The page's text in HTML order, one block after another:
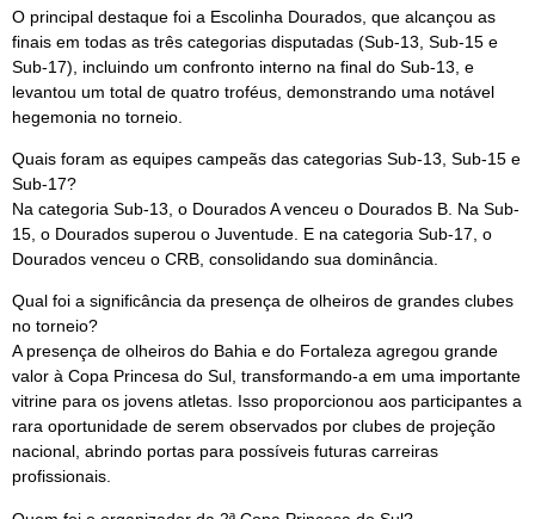
O principal destaque foi a Escolinha Dourados, que alcançou as
finais em todas as três categorias disputadas (Sub-13, Sub-15 e
Sub-17), incluindo um confronto interno na final do Sub-13, e
levantou um total de quatro troféus, demonstrando uma notável
hegemonia no torneio.
Quais foram as equipes campeãs das categorias Sub-13, Sub-15 e
Sub-17?
Na categoria Sub-13, o Dourados A venceu o Dourados B. Na Sub-
15, o Dourados superou o Juventude. E na categoria Sub-17, o
Dourados venceu o CRB, consolidando sua dominância.
Qual foi a significância da presença de olheiros de grandes clubes
no torneio?
A presença de olheiros do Bahia e do Fortaleza agregou grande
valor à Copa Princesa do Sul, transformando-a em uma importante
vitrine para os jovens atletas. Isso proporcionou aos participantes a
rara oportunidade de serem observados por clubes de projeção
nacional, abrindo portas para possíveis futuras carreiras
profissionais.